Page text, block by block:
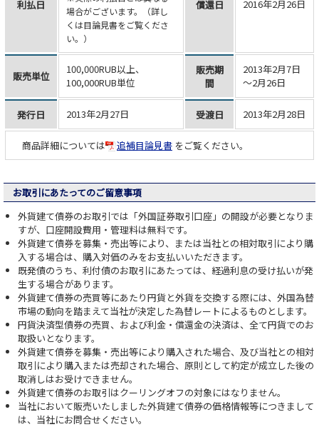
利払日
場合がございます。（詳し
くは目論見書をご覧くださ
い。）
償還日 2016年2月26日
販売単位
100,000RUB以上、
100,000RUB単位
販売期
間
2013年2月7日
～2月26日
発行日 2013年2月27日 受渡日 2013年2月28日
商品詳細については 追補目論見書 をご覧ください。
お取引にあたってのご留意事項
外貨建て債券のお取引では「外国証券取引口座」の開設が必要となりま
すが、口座開設費用・管理料は無料です。
外貨建て債券を募集・売出等により、または当社との相対取引により購
入する場合は、購入対価のみをお支払いいただきます。
既発債のうち、利付債のお取引にあたっては、経過利息の受け払いが発
生する場合があります。
外貨建て債券の売買等にあたり円貨と外貨を交換する際には、外国為替
市場の動向を踏まえて当社が決定した為替レートによるものとします。
円貨決済型債券の売買、および利金・償還金の決済は、全て円貨でのお
取扱いとなります。
外貨建て債券を募集・売出等により購入された場合、及び当社との相対
取引により購入または売却された場合、原則として約定が成立した後の
取消しはお受けできません。
外貨建て債券のお取引はクーリングオフの対象にはなりません。
当社において販売いたしました外貨建て債券の価格情報等につきまして
は、当社にお問合せください。